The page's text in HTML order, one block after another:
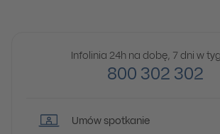
Infolinia 24h na dobę, 7 dni w
800 302 302
Umów spotkanie